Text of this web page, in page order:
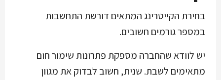
בחירת הקייטרינג המתאים דורשת התחשבות
במספר גורמים חשובים.
יש לוודא שהחברה מספקת פתרונות שימור חום
מתאימים לשבת. שנית, חשוב לבדוק את מגוון